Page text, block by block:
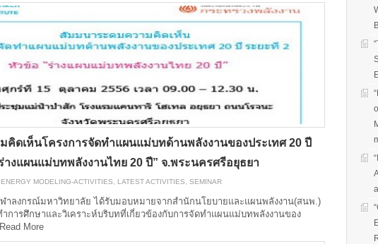
คิดเห็นโครงการจัดทำแผนแม่บทด้านพลังงานของประเทศ 20 ปี
างแผนแม่บทพลังงานไทย 20 ปี” จ.พระนครศรีอยุธยา
ENERGY MODELING-ACTIVITIES, LATEST ACTIVITIES, SEMINAR
าลงกรณ์มหาวิทยาลัย ได้รับมอบหมายจากสำนักนโยบายและแผนพลังงาน(สนพ.)
ำการศึกษาและวิเคราะห์บริบทที่เกี่ยวข้องกับการจัดทำแผนแม่บทพลังงานของ
Read More